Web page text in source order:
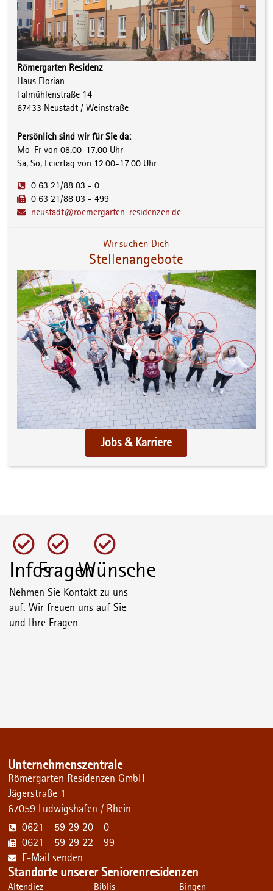
Römergarten Residenz
Haus Florian
Talmühlenstraße 14
67433 Neustadt / Weinstraße
Persönlich sind wir für Sie da:
Mo-Fr von 08.00-17.00 Uhr
Sa, So, Feiertag von 12.00-17.00 Uhr
0 63 21/88 03 - 0
0 63 21/88 03 - 499
neustadt@roemergarten-residenzen.de
Wir suchen Dich
Stellenangebote
Jobs & Karriere
InfosFragenWünsche
Nehmen Sie Kontakt zu uns
auf. Wir freuen uns auf Sie
und Ihre Fragen.
Unternehmenszentrale
Römergarten Residenzen GmbH
Jägerstraße 1
67059 Ludwigshafen / Rhein
0621 - 59 29 20 - 0
0621 - 59 29 22 - 99
E-Mail senden
Standorte unserer Seniorenresidenzen
Altendiez Biblis Bingen